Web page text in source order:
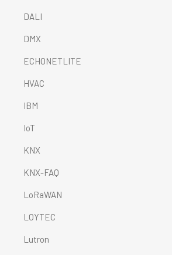
DALI
DMX
ECHONETLITE
HVAC
IBM
IoT
KNX
KNX-FAQ
LoRaWAN
LOYTEC
Lutron